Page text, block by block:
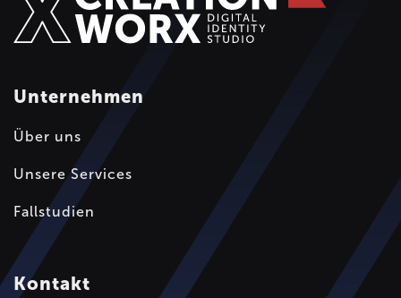
Unternehmen
Über uns
Unsere Services
Fallstudien
Kontakt